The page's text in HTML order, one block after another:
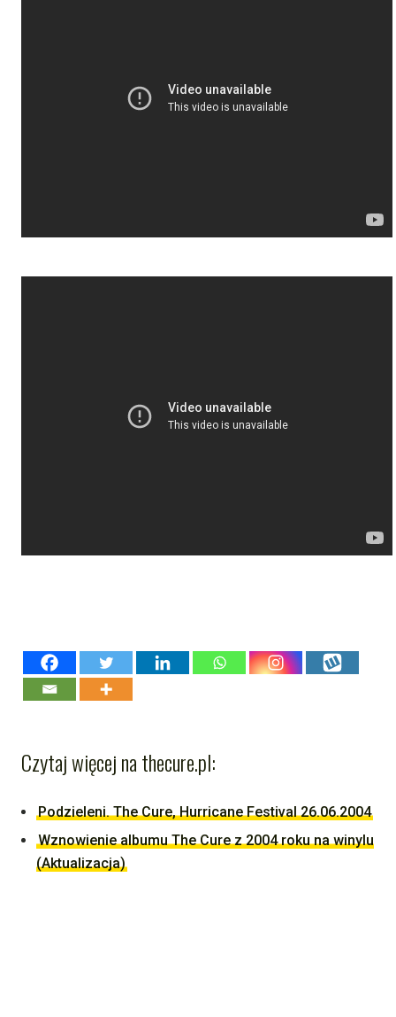
Czytaj więcej na thecure.pl:
Podzieleni. The Cure, Hurricane Festival 26.06.2004
Wznowienie albumu The Cure z 2004 roku na winylu
(Aktualizacja)